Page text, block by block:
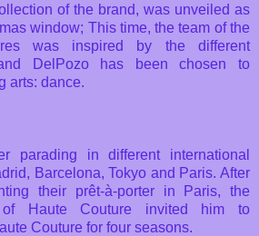
of the brand, was unveiled as
window; This time, the team of the
was inspired by the different
DelPozo has been chosen to
arts: dance.
parading in different international
Barcelona, Tokyo and Paris. After
their prêt-à-porter in Paris, the
of Haute Couture invited him to
Couture for four seasons.